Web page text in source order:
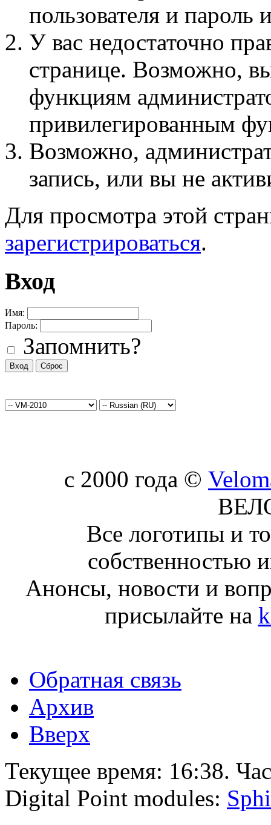
пользователя и пароль
У вас недостаточно
странице. Возможно,
функциям
привилегированным
Возможно,
запись, или вы не
Для просмотра этой
зарегистрироваться.
Вход
Имя:
Пароль:
Запомнить?
c 2000 года ©
Все логотипы и
собственностью
Анонсы, новости и
присылайте на
Обратная связь
Архив
Вверх
Текущее время: 16:38.
Digital Point modules: